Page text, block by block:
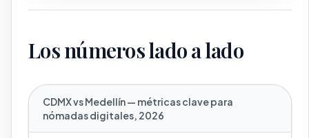
Los números lado a lado
CDMX vs Medellín — métricas clave para
nómadas digitales, 2026